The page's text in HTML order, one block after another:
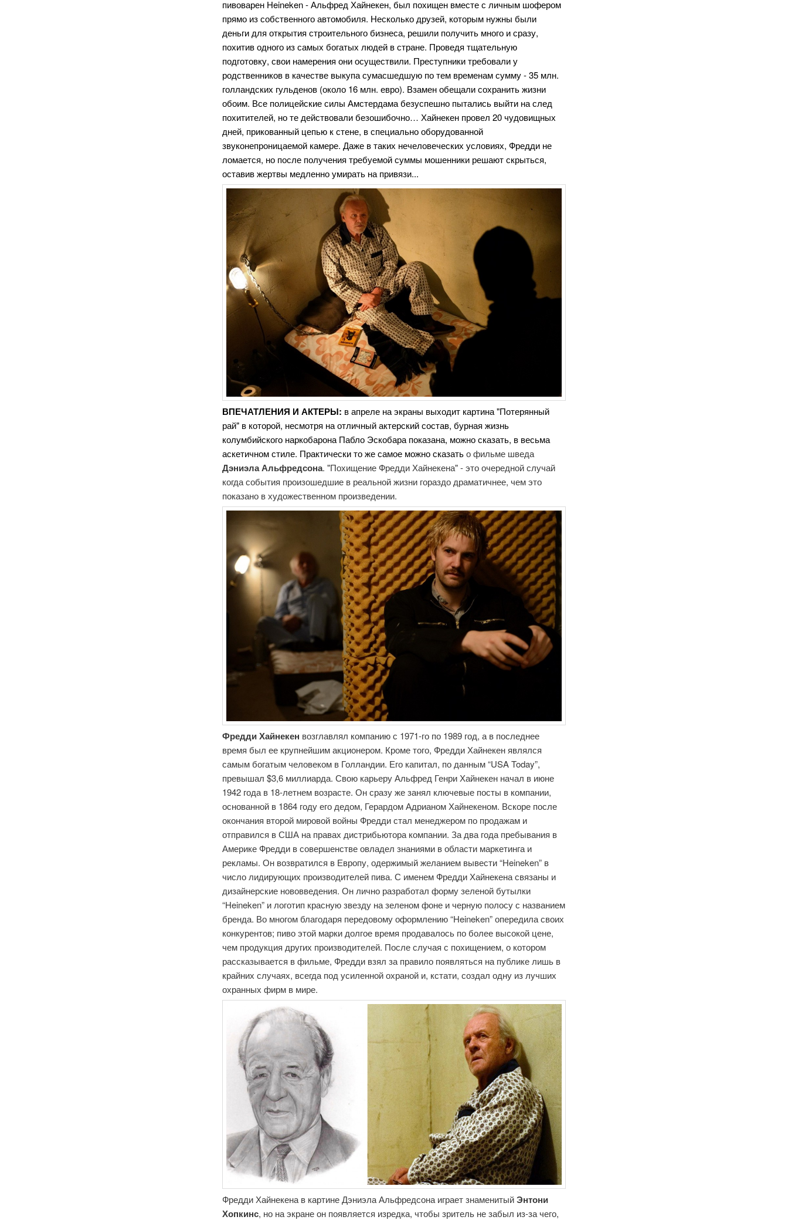
пивоварен Heineken - Альфред Хайнекен, был похищен вместе с личным шофером
прямо из собственного автомобиля. Несколько друзей, которым нужны были
деньги для открытия строительного бизнеса, решили получить много и сразу,
похитив одного из самых богатых людей в стране. Проведя тщательную
подготовку, свои намерения они осуществили. Преступники требовали у
родственников в качестве выкупа сумасшедшую по тем временам сумму - 35 млн.
голландских гульденов (около 16 млн. евро). Взамен обещали сохранить жизни
обоим. Все полицейские силы Амстердама безуспешно пытались выйти на след
похитителей, но те действовали безошибочно… Хайнекен провел 20 чудовищных
дней, прикованный цепью к стене, в специально оборудованной
звуконепроницаемой камере. Даже в таких нечеловеческих условиях, Фредди не
ломается, но после получения требуемой суммы мошенники решают скрыться,
оставив жертвы медленно умирать на привязи...
ВПЕЧАТЛЕНИЯ И АКТЕРЫ: в апреле на экраны выходит картина "Потерянный
рай" в которой, несмотря на отличный актерский состав, бурная жизнь
колумбийского наркобарона Пабло Эскобара показана, можно сказать, в весьма
аскетичном стиле. Практически то же самое можно сказатьо фильме шведа
Дэниэла Альфредсона. "Похищение Фредди Хайнекена" - это очередной случай
когда события произошедшие в реальной жизни гораздо драматичнее, чем это
показано в художественном произведении.
Фредди Хайнекен возглавлял компанию с 1971-го по 1989 год, а в последнее
время был ее крупнейшим акционером. Кроме того, Фредди Хайнекен являлся
самым богатым человеком в Голландии. Его капитал, по данным “USA Today”,
превышал $3,6 миллиарда. Свою карьеру Альфред Генри Хайнекен начал в июне
1942 года в 18-летнем возрасте. Он сразу же занял ключевые посты в компании,
основанной в 1864 году его дедом, Герардом Адрианом Хайнекеном. Вскоре после
окончания второй мировой войны Фредди стал менеджером по продажам и
отправился в США на правах дистрибьютора компании. За два года пребывания в
Америке Фредди в совершенстве овладел знаниями в области маркетинга и
рекламы. Он возвратился в Европу, одержимый желанием вывести “Heineken” в
число лидирующих производителей пива. С именем Фредди Хайнекена связаны и
дизайнерские нововведения. Он лично разработал форму зеленой бутылки
“Heineken” и логотип красную звезду на зеленом фоне и черную полосу с названием
бренда. Во многом благодаря передовому оформлению “Heineken” опередила своих
конкурентов; пиво этой марки долгое время продавалось по более высокой цене,
чем продукция других производителей. После случая с похищением, о котором
рассказывается в фильме, Фредди взял за правило появляться на публике лишь в
крайних случаях, всегда под усиленной охраной и, кстати, создал одну из лучших
охранных фирм в мире.
Фредди Хайнекена в картине Дэниэла Альфредсона играет знаменитыйЭнтони
Хопкинс, но на экране он появляется изредка, чтобы зритель не забыл из-за чего,